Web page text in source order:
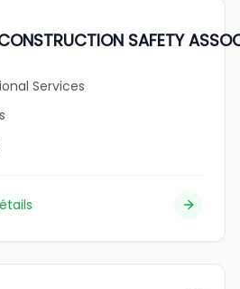
SAFETY
Services